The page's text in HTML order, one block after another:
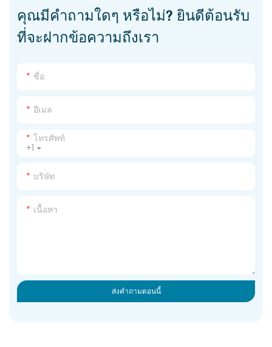
คุณมีคำถามใดๆ หรือไม่? ยินดีต้อนรับ
ที่จะฝากข้อความถึงเรา
ชื่อ
อีเมล
+1
โทรศัพท์
บริษัท
เนื้อหา
ส่งคำถามตอนนี้